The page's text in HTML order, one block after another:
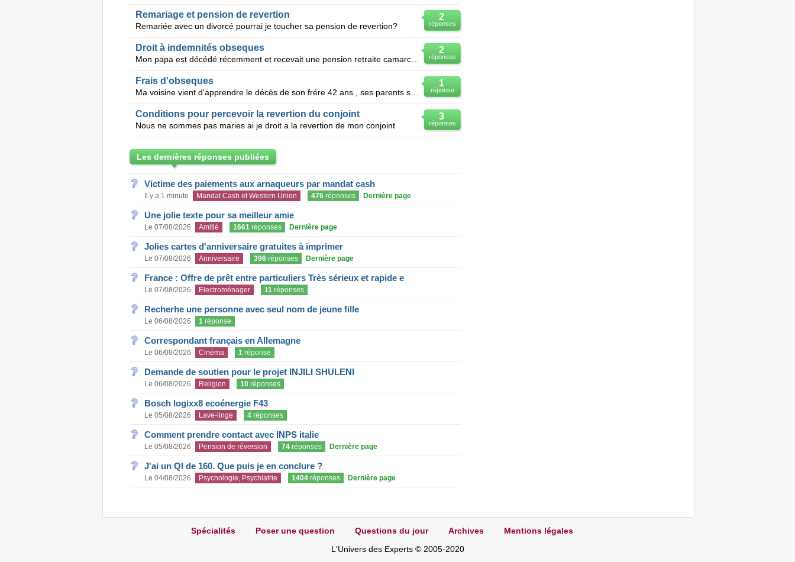
2
réponses
Remariage et pension de revertion
Remariée avec un divorcé pourrai je toucher sa pension de revertion?
2
réponses
Droit à indemnités obseques
Mon papa est décédé récemment et recevait une pension retraite camarca. ma maman va toucher sa pens
1
réponse
Frais d'obseques
Ma voisine vient d'apprendre le décès de son frére 42 ans , ses parents sont décédés, reste sa soeu
3
réponses
Conditions pour percevoir la revertion du conjoint
Nous ne sommes pas maries ai je droit a la revertion de mon conjoint
Les dernières réponses publiées
Victime des paiements aux arnaqueurs par mandat cash
Il y a 1 minute Mandat Cash et Western Union 476réponses Dernière page
Une jolie texte pour sa meilleur amie
Le 07/08/2026 Amitié 1661réponses Dernière page
Jolies cartes d'anniversaire gratuites à imprimer
Le 07/08/2026 Anniversaire 396réponses Dernière page
France : Offre de prêt entre particuliers Très sérieux et rapide e
Le 07/08/2026 Electroménager 11réponses
Recherhe une personne avec seul nom de jeune fille
Le 06/08/2026 1réponse
Correspondant français en Allemagne
Le 06/08/2026 Cinéma 1réponse
Demande de soutien pour le projet INJILI SHULENI
Le 06/08/2026 Religion 10réponses
Bosch logixx8 ecoénergie F43
Le 05/08/2026 Lave-linge 4réponses
Comment prendre contact avec INPS italie
Le 05/08/2026 Pension de réversion 74réponses Dernière page
J'ai un QI de 160. Que puis je en conclure ?
Le 04/08/2026 Psychologie, Psychiatrie 1404réponses Dernière page
Spécialités Poser une question Questions du jour Archives
Mentions légales
L'Univers des Experts © 2005-2020